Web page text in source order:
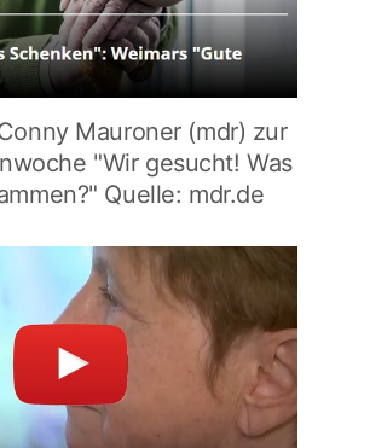
Mauroner (mdr) zur
"Wir gesucht! Was
Quelle: mdr.de